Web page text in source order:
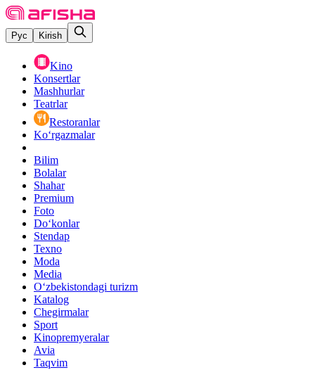
Рус Kirish
Kino
Konsertlar
Mashhurlar
Teatrlar
Restoranlar
Ko‘rgazmalar
Bilim
Bolalar
Shahar
Premium
Foto
Do‘konlar
Stendap
Texno
Moda
Media
O‘zbekistondagi turizm
Katalog
Chegirmalar
Sport
Kinopremyeralar
Avia
Taqvim